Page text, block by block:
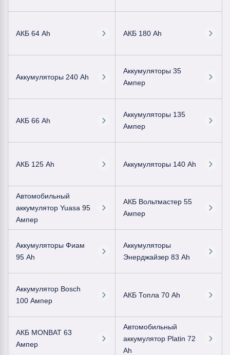
АКБ 64 Ah АКБ 180 Ah
Аккумуляторы 240 Ah
Аккумуляторы 35
Ампер
АКБ 66 Ah
Аккумуляторы 135
Ампер
АКБ 125 Ah Аккумуляторы 140 Ah
Автомобильный
аккумулятор Yuasa 95
Ампер
АКБ Вольтмастер 55
Ампер
Аккумуляторы Фиам
95 Ah
Аккумуляторы
Энерджайзер 83 Ah
Аккумулятор Bosch
100 Ампер
АКБ Топла 70 Ah
АКБ MONBAT 63
Ампер
Автомобильный
аккумулятор Platin 72
Ah